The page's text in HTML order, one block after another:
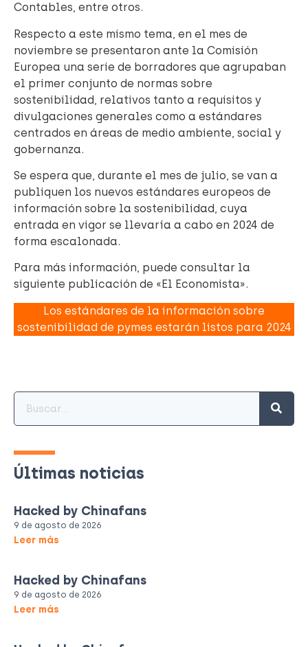
Contables, entre otros.
Respecto a este mismo tema, en el mes de
noviembre se presentaron ante la Comisión
Europea una serie de borradores que agrupaban
el primer conjunto de normas sobre
sostenibilidad, relativos tanto a requisitos y
divulgaciones generales como a estándares
centrados en áreas de medio ambiente, social y
gobernanza.
Se espera que, durante el mes de julio, se van a
publiquen los nuevos estándares europeos de
información sobre la sostenibilidad, cuya
entrada en vigor se llevaría a cabo en 2024 de
forma escalonada.
Para más información, puede consultar la
siguiente publicación de «El Economista».
Los estándares de la información sobre
sostenibilidad de pymes estarán listos para 2024
Últimas noticias
Hacked by Chinafans
9 de agosto de 2026
Leer más
Hacked by Chinafans
9 de agosto de 2026
Leer más